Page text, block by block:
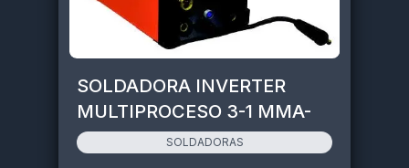
SOLDADORA INVERTER
MULTIPROCESO 3-1 MMA-
MIG-TIG • SMART-MIG175
SOLDADORAS